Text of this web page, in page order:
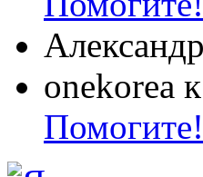
onekorea
Помогите!